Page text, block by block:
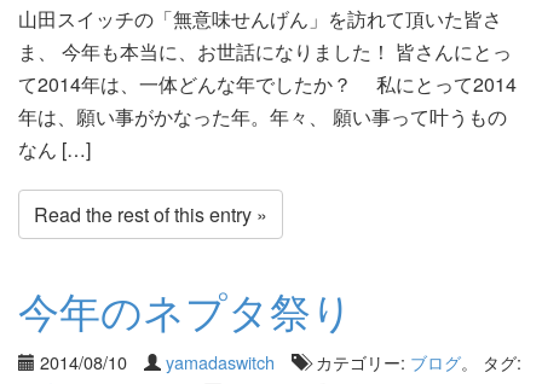
山田スイッチの「無意味せんげん」を訪れて頂いた皆さ
ま、 今年も本当に、お世話になりました！ 皆さんにとっ
て2014年は、一体どんな年でしたか？ 私にとって2014
年は、願い事がかなった年。年々、 願い事って叶うもの
なん […]
Read the rest of this entry »
今年のネプタ祭り
2014/08/10 yamadaswitch カテゴリー: ブログ。 タグ: